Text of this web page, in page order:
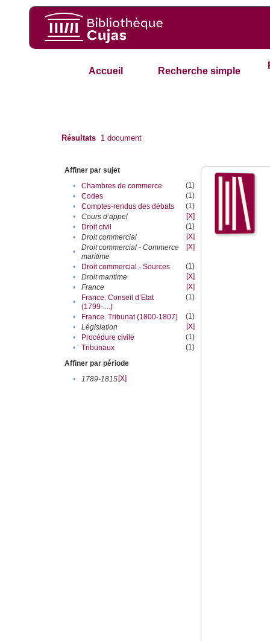
Accueil Recherche simple
Résultats 1 document
Affiner par sujet
•
Chambres de commerce
(1)
•
Codes
(1)
•
Comptes-rendus des débats
(1)
•
Cours d’appel
[X]
•
Droit civil
(1)
•
Droit commercial
[X]
•
Droit commercial - Commerce
maritime
[X]
• Droit commercial - Sources
(1)
•
Droit maritime
[X]
•
France
[X]
•
France. Conseil d’Etat
(1799-....)
(1)
• France. Tribunat (1800-1807)
(1)
•
Législation
[X]
•
Procédure civile
(1)
•
Tribunaux
(1)
Affiner par période
•
1789-1815[X]